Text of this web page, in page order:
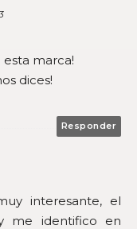
marca!
dices!
Responder
interesante, el
me identifico en